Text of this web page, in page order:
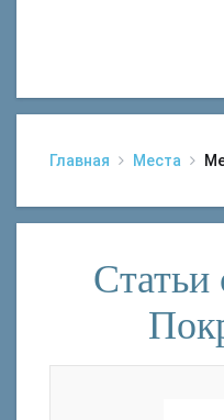
Главная Места
Статьи